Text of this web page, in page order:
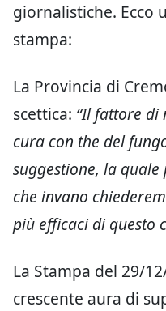
giornalistiche. Ecco
stampa:
La Provincia di
scettica: “Il fattore di
cura con the del
suggestione, la
che invano
più efficaci di questo
La Stampa del 29/
crescente aura di